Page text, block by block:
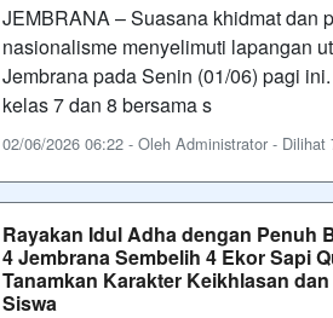
JEMBRANA – Suasana khidmat dan
nasionalisme menyelimuti lapangan
Jembrana pada Senin (01/06) pagi
kelas 7 dan 8 bersama s
02/06/2026 06:22 - Oleh Administrator - Dilihat
Rayakan Idul Adha dengan Penuh
4 Jembrana Sembelih 4 Ekor Sapi
Tanamkan Karakter Keikhlasan
Siswa